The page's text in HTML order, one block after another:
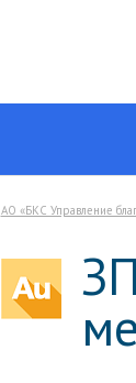
АО «БКС Управление